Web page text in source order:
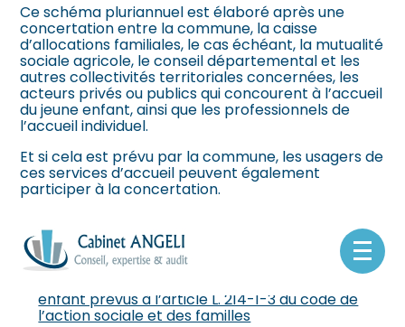
Aller
au
Ce schéma pluriannuel est élaboré après une
concertation entre la commune, la caisse
d’allocations familiales, le cas échéant, la mutualité
sociale agricole, le conseil départemental et les
autres collectivités territoriales concernées, les
acteurs privés ou publics qui concourent à l’accueil
du jeune enfant, ainsi que les professionnels de
l’accueil individuel.
Et si cela est prévu par la commune, les usagers de
ces services d’accueil peuvent également
participer à la concertation.
Décret no 2025-253 du 20 mars 2025 relatif au
schéma pluriannuel de maintien et de
enfant prévus à l’article L. 214-1-3 du code de
l’action sociale et des familles